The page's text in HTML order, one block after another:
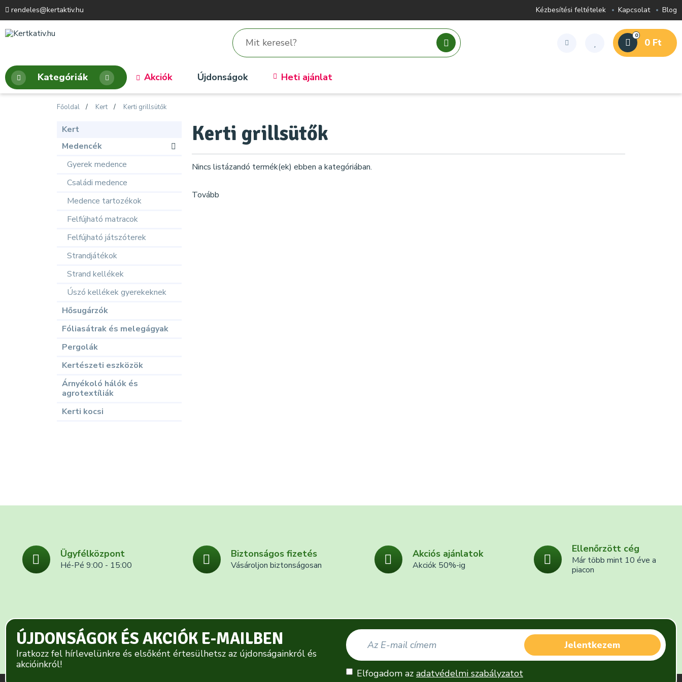
rendeles@kertaktiv.hu Kézbesítési feltételek Kapcsolat Blog
0
0 Ft
Kategóriák Akciók Újdonságok Heti ajánlat
Főoldal Kert Kerti grillsütők
Kert
Medencék
Gyerek medence
Családi medence
Medence tartozékok
Felfújható matracok
Felfújható játszóterek
Strandjátékok
Strand kellékek
Úszó kellékek gyerekeknek
Hősugárzók
Fóliasátrak és melegágyak
Pergolák
Kertészeti eszközök
Árnyékoló hálók és
agrotextíliák
Kerti kocsi
Kerti grillsütők
Nincs listázandó termék(ek) ebben a kategóriában.
Tovább
Ügyfélközpont
Hé-Pé 9:00 - 15:00
Biztonságos fizetés
Vásároljon biztonságosan
Akciós ajánlatok
Akciók 50%-ig
Ellenőrzött cég
Már több mint 10 éve a
piacon
ÚJDONSÁGOK ÉS AKCIÓK E-MAILBEN
Iratkozz fel hírlevelünkre és elsőként értesülhetsz az újdonságainkról és
akcióinkról!
Jelentkezem
Elfogadom az adatvédelmi szabályzatot